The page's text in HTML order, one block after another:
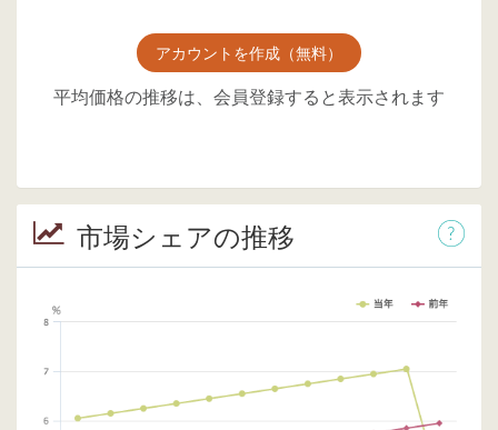
アカウントを作成（無料）
平均価格の推移は、会員登録すると表示されます
市場シェアの推移